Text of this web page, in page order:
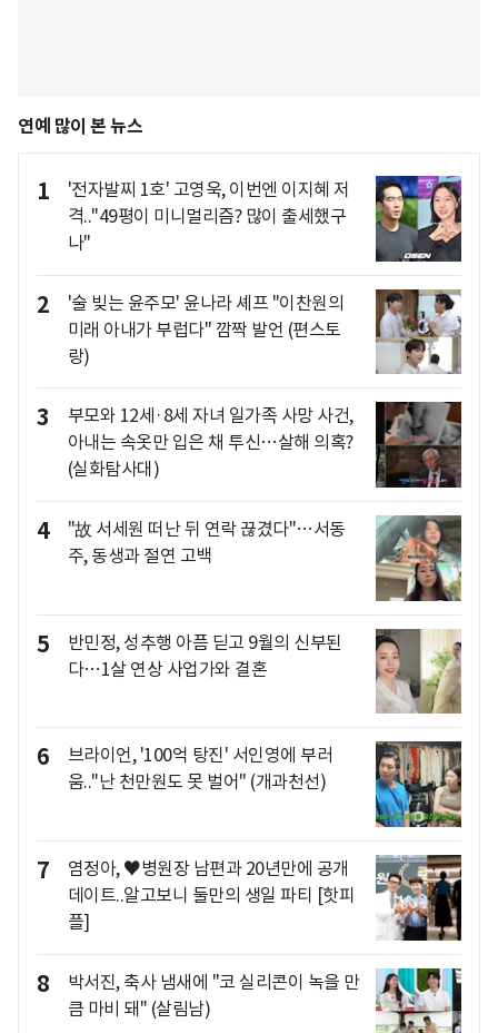
연예 많이 본 뉴스
1
'전자발찌 1호' 고영욱, 이번엔 이지혜 저
격.."49평이 미니멀리즘? 많이 출세했구
나"
2
'술 빚는 윤주모' 윤나라 셰프 "이찬원의
미래 아내가 부럽다" 깜짝 발언 (편스토
랑)
3
부모와 12세·8세 자녀 일가족 사망 사건,
아내는 속옷만 입은 채 투신…살해 의혹?
(실화탐사대)
4
"故 서세원 떠난 뒤 연락 끊겼다"…서동
주, 동생과 절연 고백
5
반민정, 성추행 아픔 딛고 9월의 신부된
다…1살 연상 사업가와 결혼
6
브라이언, '100억 탕진' 서인영에 부러
움.."난 천만원도 못 벌어" (개과천선)
7
염정아, ♥병원장 남편과 20년만에 공개
데이트..알고보니 둘만의 생일 파티 [핫피
플]
8
박서진, 축사 냄새에 "코 실리콘이 녹을 만
큼 마비 돼" (살림남)